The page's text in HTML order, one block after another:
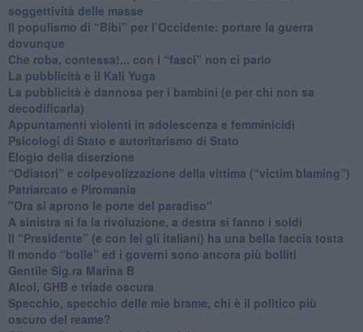
soggettività delle masse
​Il populismo di “Bibi” per l’Occidente: portare la guerra
dovunque
​Che roba, contessa!... con i “fasci” non ci parlo
La pubblicità e il Kali Yuga
​La pubblicità è dannosa per i bambini (e per chi non sa
decodificarla)
​Appuntamenti violenti in adolescenza e femminicidi
​Psicologi di Stato e autoritarismo di Stato
Elogio della diserzione
“Odiatori” e colpevolizzazione della vittima (“victim blaming”)
​Patriarcato e Piromania
"Ora si aprono le porte del paradiso"
​A sinistra si fa la rivoluzione, a destra si fanno i soldi
​Il “Presidente” (e con lei gli italiani) ha una bella faccia tosta
​Il mondo “bolle” ed i governi sono ancora più bolliti
​Gentile Sig.ra Marina B
​Alcol, GHB e triade oscura
​Specchio, specchio delle mie brame, chi è il politico più
oscuro del reame?